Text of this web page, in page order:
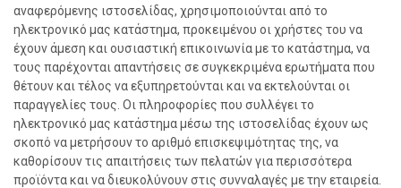
αναφερόμενης ιστοσελίδας, χρησιμοποιούνται από το
ηλεκτρονικό μας κατάστημα, προκειμένου οι χρήστες του να
έχουν άμεση και ουσιαστική επικοινωνία με το κατάστημα, να
τους παρέχονται απαντήσεις σε συγκεκριμένα ερωτήματα που
θέτουν και τέλος να εξυπηρετούνται και να εκτελούνται οι
παραγγελίες τους. Οι πληροφορίες που συλλέγει το
ηλεκτρονικό μας κατάστημα μέσω της ιστοσελίδας έχουν ως
σκοπό να μετρήσουν το αριθμό επισκεψιμότητας της, να
καθορίσουν τις απαιτήσεις των πελατών για περισσότερα
προϊόντα και να διευκολύνουν στις συνναλαγές με την εταιρεία.